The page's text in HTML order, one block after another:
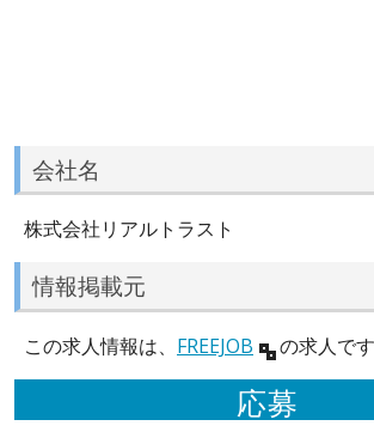
会社名
株式会社リアルトラスト
情報掲載元
この求人情報は、 FREEJOB の求人です
応募